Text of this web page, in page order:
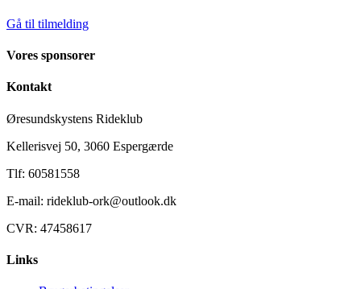
Gå til tilmelding
Vores sponsorer
Kontakt
Øresundskystens Rideklub
Kellerisvej 50, 3060 Espergærde
Tlf: 60581558
E-mail: rideklub-ork@outlook.dk
CVR: 47458617
Links